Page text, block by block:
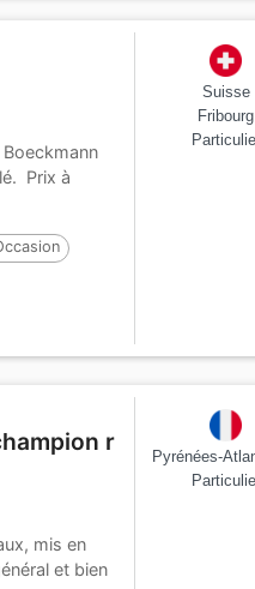
Prix à
Suisse
Fribourg
r
mis en
et bien
Pyrénées-